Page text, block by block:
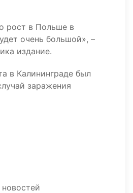
рост в Польше в
очень большой», –
издание.
в Калининграде был
заражения